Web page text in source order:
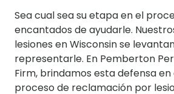
Sea cual sea su etapa en el
encantados de ayudarle.
lesiones en Wisconsin se
representarle. En Pemberton
Firm, brindamos esta defensa
proceso de reclamación por